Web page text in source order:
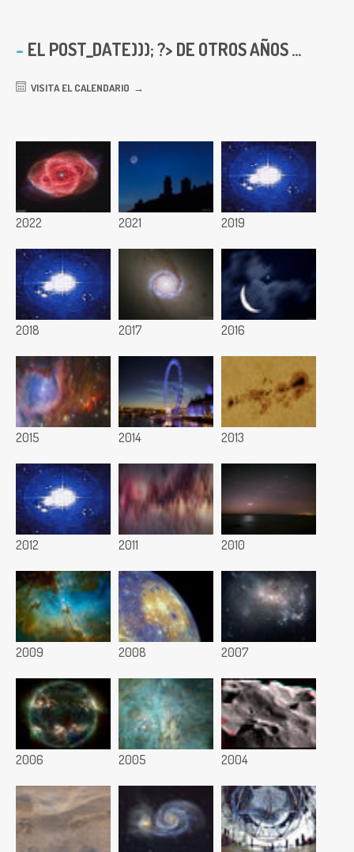
EL POST_DATE))); ?> DE OTROS AÑOS ...
VISITA EL CALENDARIO
2022 2021 2019
2018 2017 2016
2015 2014 2013
2012 2011 2010
2009 2008 2007
2006 2005 2004